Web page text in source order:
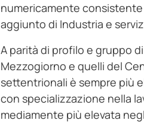
numericamente consistente
aggiunto di Industria e
A parità di profilo e gruppo
Mezzogiorno e quelli del
settentrionali è sempre più
con specializzazione nella
mediamente più elevata